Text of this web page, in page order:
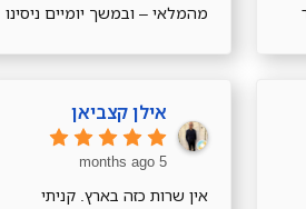
מהמלאי – ובמשך יומיים ניסינו
אחרת ולא חייב אותי.הכסאות
הגיעו במהירותוהם נוחים
ויפים!!! תודה רבה
אילן קצביאן
5 months ago
אין שרות כזה בארץ. קניתי